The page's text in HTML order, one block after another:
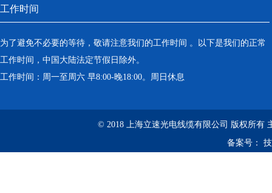
工作时间
为了避免不必要的等待，敬请注意我们的工作时间 。以下是我们的正常
工作时间，中国大陆法定节假日除外。
工作时间：周一至周六 早8:00-晚18:00。周日休息
© 2018 上海立速光电线缆有限公司 版权所有
备案号：